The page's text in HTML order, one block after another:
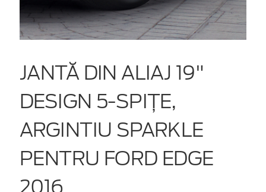
JANTĂ DIN ALIAJ 19"
DESIGN 5-SPIŢE,
ARGINTIU SPARKLE
PENTRU FORD EDGE
2016